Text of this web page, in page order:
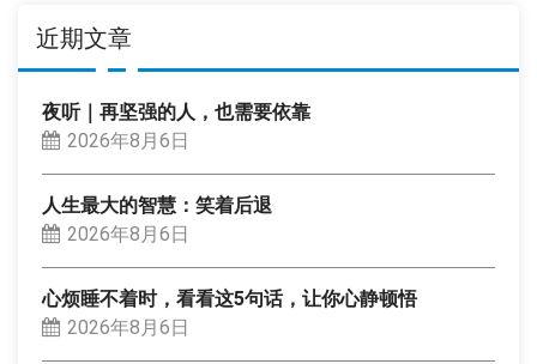
近期文章
夜听｜再坚强的人，也需要依靠
2026年8月6日
人生最大的智慧：笑着后退
2026年8月6日
心烦睡不着时，看看这5句话，让你心静顿悟
2026年8月6日